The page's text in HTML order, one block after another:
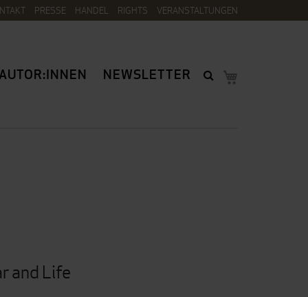
PRESSE HANDEL RIGHTS VERANSTALTUNGEN
NEWSLETTER
and Life